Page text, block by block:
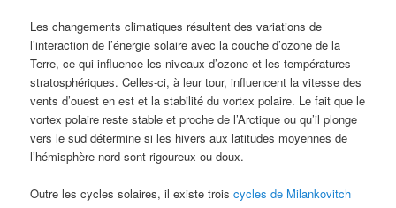
Les changements climatiques résultent des variations de
l’interaction de l’énergie solaire avec la couche d’ozone de la
Terre, ce qui influence les niveaux d’ozone et les températures
stratosphériques. Celles-ci, à leur tour, influencent la vitesse des
vents d’ouest en est et la stabilité du vortex polaire. Le fait que le
vortex polaire reste stable et proche de l’Arctique ou qu’il plonge
vers le sud détermine si les hivers aux latitudes moyennes de
l’hémisphère nord sont rigoureux ou doux.
Outre les cycles solaires, il existe troiscycles de Milankovitch